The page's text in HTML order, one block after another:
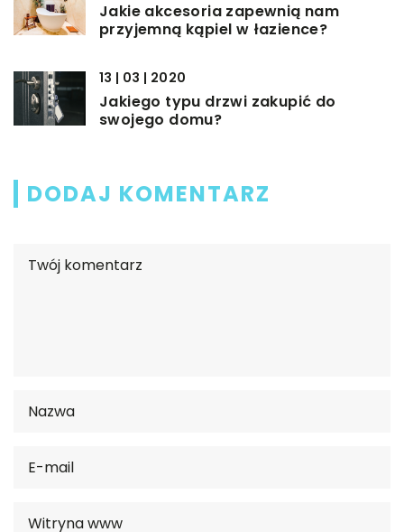
Jakie akcesoria zapewnią nam
przyjemną kąpiel w łazience?
13 | 03 | 2020
Jakiego typu drzwi zakupić do
swojego domu?
DODAJ KOMENTARZ